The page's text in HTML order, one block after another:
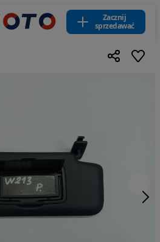
Zacznij
sprzedawać